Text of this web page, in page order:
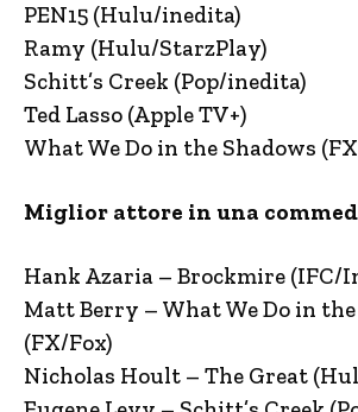
PEN15 (Hulu/inedita)
Ramy (Hulu/StarzPlay)
Schitt’s Creek (Pop/inedita)
Ted Lasso (Apple TV+)
What We Do in the Shadows
Miglior attore in una
Hank Azaria – Brockmire (IFC/
Matt Berry – What We Do in
(FX/Fox)
Nicholas Hoult – The Great